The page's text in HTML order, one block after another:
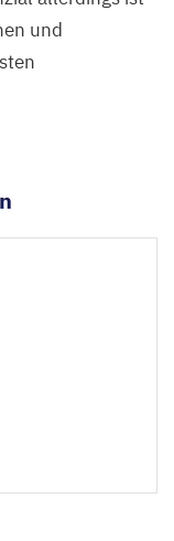
und